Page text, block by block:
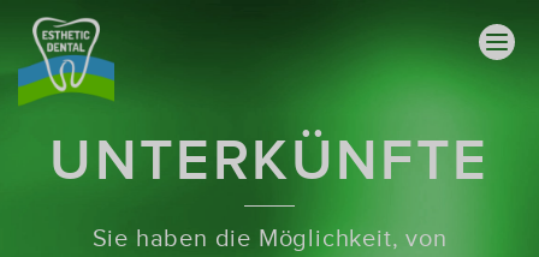
UNTERKÜNFTE
Sie haben die Möglichkeit, von